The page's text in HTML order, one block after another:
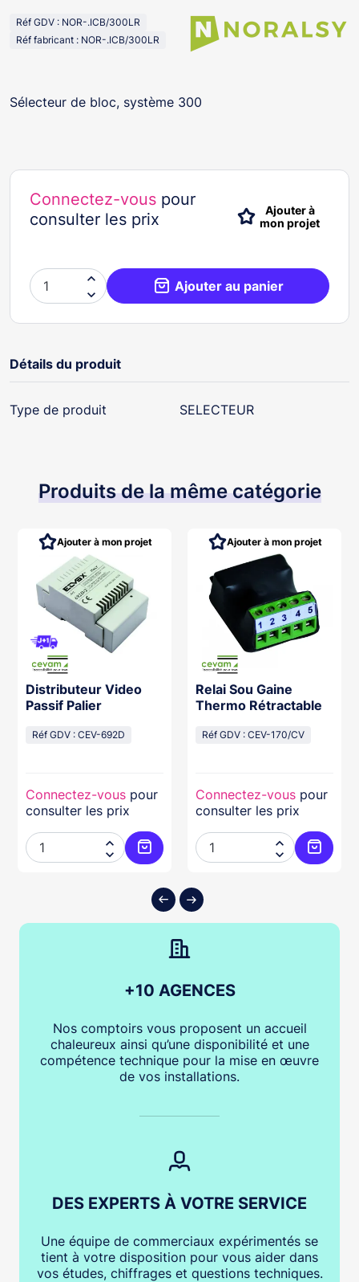
Réf GDV : NOR-.ICB/300LR
Réf fabricant : NOR-.ICB/300LR
Sélecteur de bloc, système 300
Connectez-vous pour
consulter les prix
Ajouter à
mon projet

 Ajouter au panier
Détails du produit
Type de produit SELECTEUR
Produits de la même catégorie
au panier
Distributeur Video
Passif Palier
Réf GDV : CEV-692D
Connectez-vous pour
consulter les prix


Ajouter au panier
Ajouter à mon projet
Relai Sou Gaine
Thermo Rétractable
Réf GDV : CEV-170/CV
Connectez-vous pour
consulter les prix


Ajouter à mon projet
+10 AGENCES
Nos comptoirs vous proposent un accueil
chaleureux ainsi qu’une disponibilité et une
compétence technique pour la mise en œuvre
de vos installations.
DES EXPERTS À VOTRE SERVICE
Une équipe de commerciaux expérimentés se
tient à votre disposition pour vous aider dans
vos études, chiffrages et questions techniques.